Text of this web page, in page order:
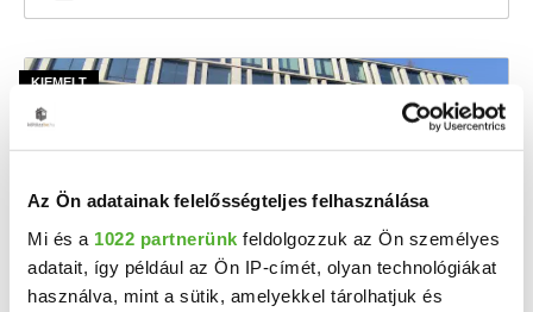
Az Ön adatainak felelősségteljes felhasználása
Mi és a 1022 partnerünk feldolgozzuk az Ön személyes
adatait, így például az Ön IP-címét, olyan technológiákat
használva, mint a sütik, amelyekkel tárolhatjuk és